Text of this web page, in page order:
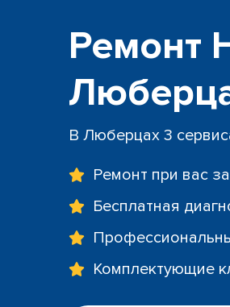
Ремонт
В Люберцах 3
Ремонт при вас
Бесплатная
Комплектующие